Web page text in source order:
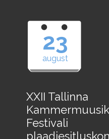
23
august
XXII Tallinna
Festivali